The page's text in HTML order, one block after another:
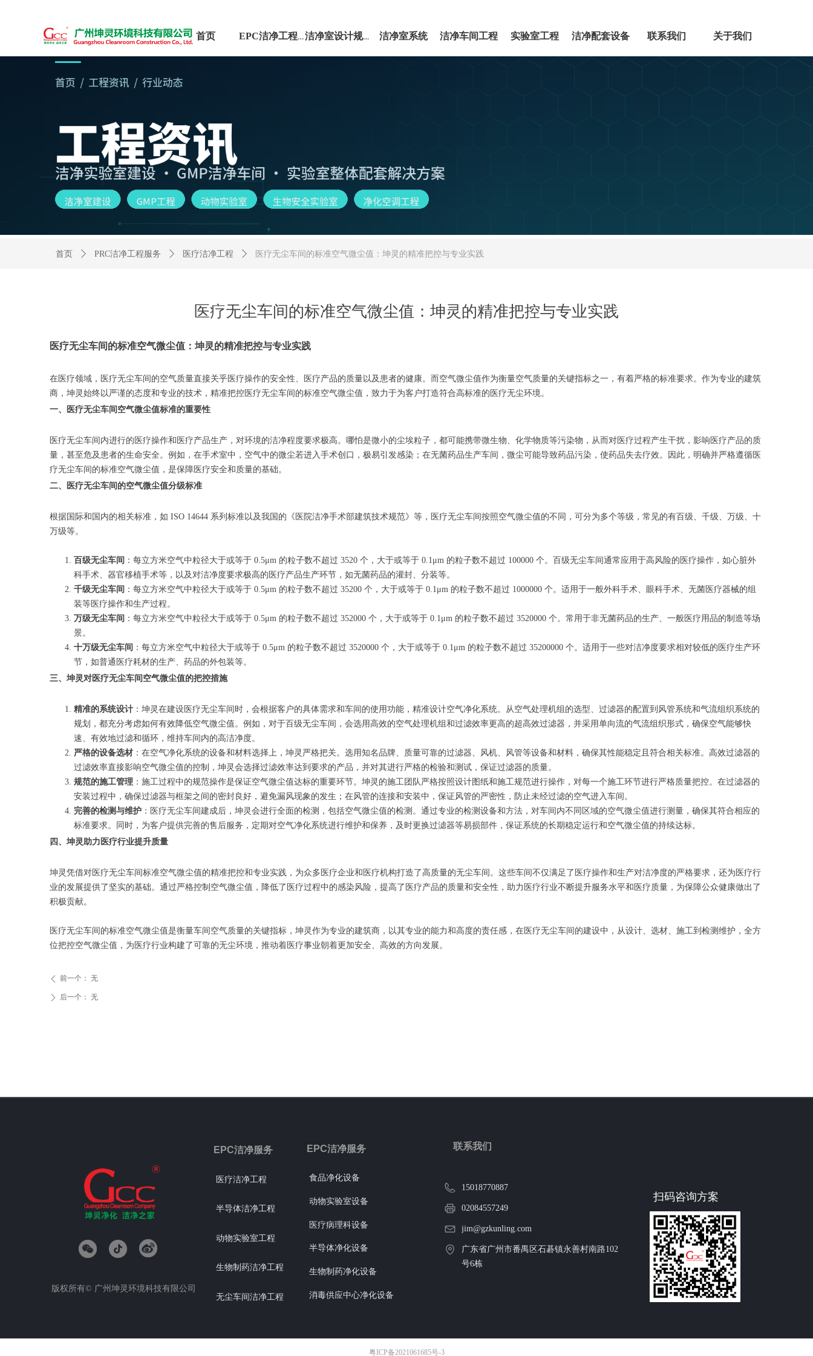
首页 EPC洁净工程服务 洁净室设计规范 洁净室系统 洁净车间工程 实验室工程 洁净配套设备 联系我们 关于我们
医疗无尘车间的标准空气微尘值：坤灵的精准把控与专业实践
医疗无尘车间的标准空气微尘值：坤灵的精准把控与专业实践
在医疗领域，医疗无尘车间的空气质量直接关乎医疗操作的安全性、医疗产品的质量以及患者的健康。而空气微尘值作为衡量空气质量的关键指标之一，有着严格的标准要求。作为专业的建筑
商，坤灵始终以严谨的态度和专业的技术，精准把控医疗无尘车间的标准空气微尘值，致力于为客户打造符合高标准的医疗无尘环境。
一、医疗无尘车间空气微尘值标准的重要性
医疗无尘车间内进行的医疗操作和医疗产品生产，对环境的洁净程度要求极高。哪怕是微小的尘埃粒子，都可能携带微生物、化学物质等污染物，从而对医疗过程产生干扰，影响医疗产品的质
量，甚至危及患者的生命安全。例如，在手术室中，空气中的微尘若进入手术创口，极易引发感染；在无菌药品生产车间，微尘可能导致药品污染，使药品失去疗效。因此，明确并严格遵循医
疗无尘车间的标准空气微尘值，是保障医疗安全和质量的基础。
二、医疗无尘车间的空气微尘值分级标准
根据国际和国内的相关标准，如 ISO 14644 系列标准以及我国的《医院洁净手术部建筑技术规范》等，医疗无尘车间按照空气微尘值的不同，可分为多个等级，常见的有百级、千级、万级、十
万级等。
百级无尘车间 ：每立方米空气中粒径大于或等于 0.5μm 的粒子数不超过 3520 个，大于或等于 0.1μm 的粒子数不超过 100000 个。百级无尘车间通常应用于高风险的医疗操作，如心脏外
科手术、器官移植手术等，以及对洁净度要求极高的医疗产品生产环节，如无菌药品的灌封、分装等。
千级无尘车间 ：每立方米空气中粒径大于或等于 0.5μm 的粒子数不超过 35200 个，大于或等于 0.1μm 的粒子数不超过 1000000 个。适用于一般外科手术、眼科手术、无菌医疗器械的组
装等医疗操作和生产过程。
万级无尘车间 ：每立方米空气中粒径大于或等于 0.5μm 的粒子数不超过 352000 个，大于或等于 0.1μm 的粒子数不超过 3520000 个。常用于非无菌药品的生产、一般医疗用品的制造等场
景。
十万级无尘车间 ：每立方米空气中粒径大于或等于 0.5μm 的粒子数不超过 3520000 个，大于或等于 0.1μm 的粒子数不超过 35200000 个。适用于一些对洁净度要求相对较低的医疗生产环
节，如普通医疗耗材的生产、药品的外包装等。
三、坤灵对医疗无尘车间空气微尘值的把控措施
精准的系统设计 ：坤灵在建设医疗无尘车间时，会根据客户的具体需求和车间的使用功能，精准设计空气净化系统。从空气处理机组的选型、过滤器的配置到风管系统和气流组织系统的
规划，都充分考虑如何有效降低空气微尘值。例如，对于百级无尘车间，会选用高效的空气处理机组和过滤效率更高的超高效过滤器，并采用单向流的气流组织形式，确保空气能够快
速、有效地过滤和循环，维持车间内的高洁净度。
严格的设备选材 ：在空气净化系统的设备和材料选择上，坤灵严格把关。选用知名品牌、质量可靠的过滤器、风机、风管等设备和材料，确保其性能稳定且符合相关标准。高效过滤器的
过滤效率直接影响空气微尘值的控制，坤灵会选择过滤效率达到要求的产品，并对其进行严格的检验和测试，保证过滤器的质量。
规范的施工管理 ：施工过程中的规范操作是保证空气微尘值达标的重要环节。坤灵的施工团队严格按照设计图纸和施工规范进行操作，对每一个施工环节进行严格质量把控。在过滤器的
安装过程中，确保过滤器与框架之间的密封良好，避免漏风现象的发生；在风管的连接和安装中，保证风管的严密性，防止未经过滤的空气进入车间。
完善的检测与维护 ：医疗无尘车间建成后，坤灵会进行全面的检测，包括空气微尘值的检测。通过专业的检测设备和方法，对车间内不同区域的空气微尘值进行测量，确保其符合相应的
标准要求。同时，为客户提供完善的售后服务，定期对空气净化系统进行维护和保养，及时更换过滤器等易损部件，保证系统的长期稳定运行和空气微尘值的持续达标。
四、坤灵助力医疗行业提升质量
坤灵凭借对医疗无尘车间标准空气微尘值的精准把控和专业实践，为众多医疗企业和医疗机构打造了高质量的无尘车间。这些车间不仅满足了医疗操作和生产对洁净度的严格要求，还为医疗行
业的发展提供了坚实的基础。通过严格控制空气微尘值，降低了医疗过程中的感染风险，提高了医疗产品的质量和安全性，助力医疗行业不断提升服务水平和医疗质量，为保障公众健康做出了
积极贡献。
医疗无尘车间的标准空气微尘值是衡量车间空气质量的关键指标，坤灵作为专业的建筑商，以其专业的能力和高度的责任感，在医疗无尘车间的建设中，从设计、选材、施工到检测维护，全方
位把控空气微尘值，为医疗行业构建了可靠的无尘环境，推动着医疗事业朝着更加安全、高效的方向发展。
首页 ꄲ PRC洁净工程服务 ꄲ 医疗洁净工程 ꄲ 医疗无尘车间的标准空气微尘值：坤灵的精准把控与专业实践
ꄴ 前一个： 无
ꄲ 后一个： 无
版权所有© 广州坤灵环境科技有限公司
扫码咨询方案
EPC洁净服务
医疗洁净工程
半导体洁净工程
动物实验室工程
生物制药洁净工程
无尘车间洁净工程
食品净化设备
动物实验室设备
医疗病理科设备
半导体净化设备
生物制药净化设备
消毒供应中心净化设备
EPC洁净服务
15018770887
02084557249
jim@gzkunling.com
广东省广州市番禺区石碁镇永善村南路102
号6栋
联系我们
粤ICP备2021061685号-3